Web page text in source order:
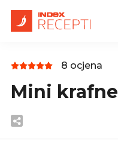
8 ocjena
Mini krafne